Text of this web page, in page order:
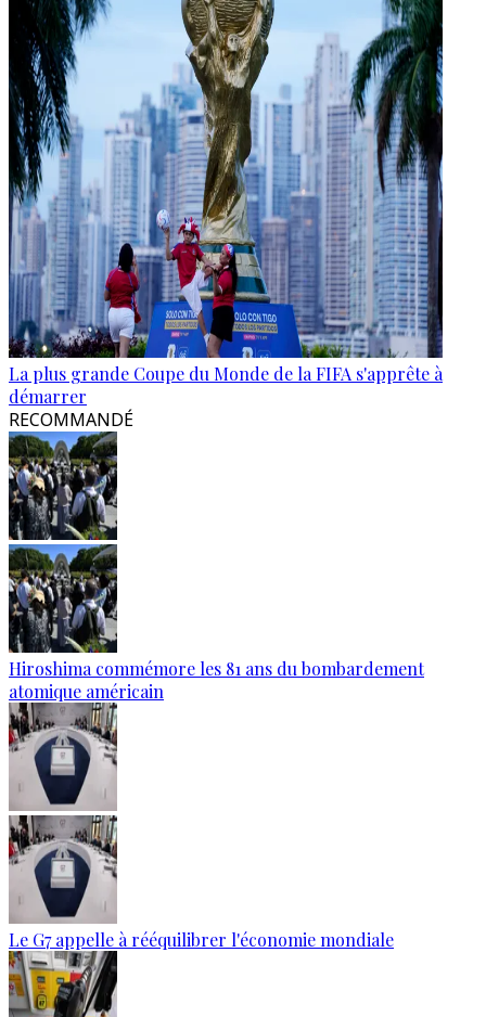
La plus grande Coupe du Monde de la FIFA s'apprête à
démarrer
RECOMMANDÉ
Hiroshima commémore les 81 ans du bombardement
atomique américain
Le G7 appelle à rééquilibrer l'économie mondiale